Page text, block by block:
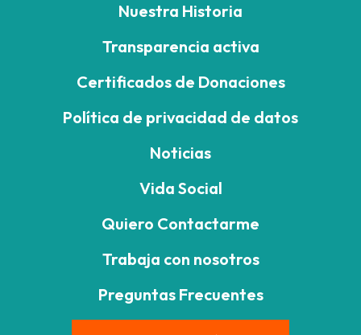
Nuestra Historia
Transparencia activa
Certificados de Donaciones
Política de privacidad de datos
Noticias
Vida Social
Quiero Contactarme
Trabaja con nosotros
Preguntas Frecuentes